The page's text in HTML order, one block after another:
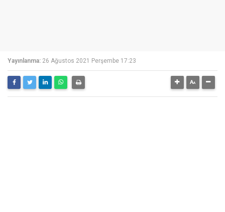
Yayınlanma: 26 Ağustos 2021 Perşembe 17:23